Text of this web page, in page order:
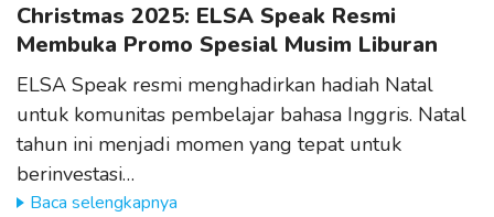
Christmas 2025: ELSA Speak Resmi
Membuka Promo Spesial Musim Liburan
ELSA Speak resmi menghadirkan hadiah Natal
untuk komunitas pembelajar bahasa Inggris. Natal
tahun ini menjadi momen yang tepat untuk
berinvestasi…
Baca selengkapnya